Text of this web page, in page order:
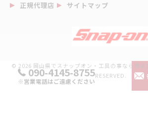
090-4145-8755
※営業電話はご遠慮ください
正規代理店 サイトマップ
© 2026 岡山県でスナップオン・工具の事なら株式
RESERVED.